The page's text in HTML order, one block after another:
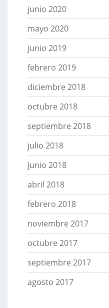
junio 2020
mayo 2020
junio 2019
febrero 2019
diciembre 2018
octubre 2018
septiembre 2018
julio 2018
junio 2018
abril 2018
febrero 2018
noviembre 2017
octubre 2017
septiembre 2017
agosto 2017